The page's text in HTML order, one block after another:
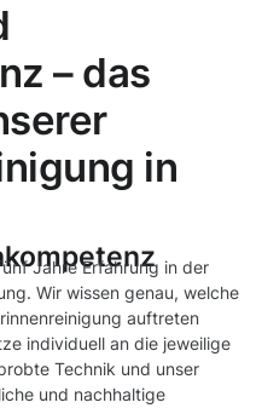
– das
in
Jahre Erfahrung in der
Wir wissen genau, welche
auftreten
individuell an die jeweilige
Technik und unser
und nachhaltige